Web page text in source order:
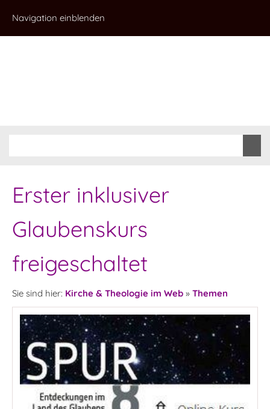
Navigation einblenden
Erster inklusiver
Glaubenskurs
freigeschaltet
Sie sind hier: Kirche & Theologie im Web » Themen